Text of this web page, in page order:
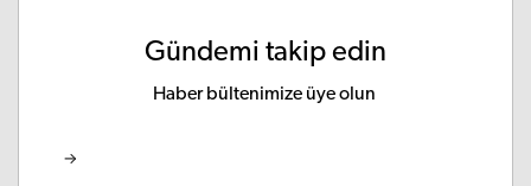
Gündemi takip edin
Haber bültenimize üye olun